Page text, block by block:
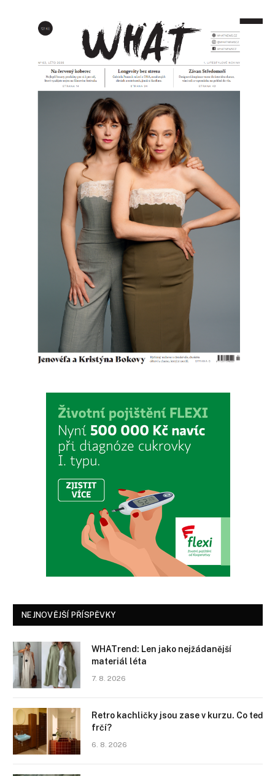
NEJNOVĚJŠÍ PŘÍSPĚVKY
WHATrend: Len jako nejžádanější
materiál léta
7. 8. 2026
Retro kachličky jsou zase v kurzu. Co teď
frčí?
6. 8. 2026